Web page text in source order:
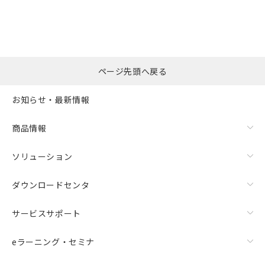
ページ先頭へ戻る
お知らせ・最新情報
商品情報
ソリューション
ダウンロードセンタ
サービスサポート
eラーニング・セミナ